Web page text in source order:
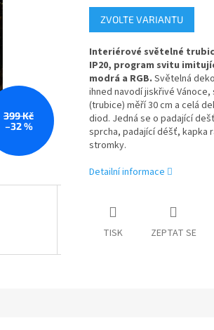
399 Kč
–32 %
Měrná
cena:
ZVOLTE VARIANTU
Interiérové světelné
IP20, program svitu
modrá a RGB. Světelná
ihned navodí jiskřivé
(trubice) měří 30 cm a celá
diod. Jedná se o padající
sprcha, padající déšť, kapka
stromky.
Detailní informace
TISK ZEPTAT SE